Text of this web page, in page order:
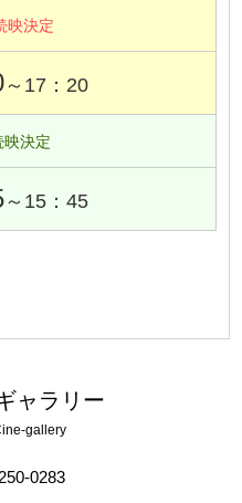
映決定
～17：20
映決定
～15：45
ャラリー
gallery
0283